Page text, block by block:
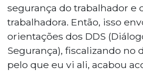
segurança do trabalhador e
trabalhadora. Então, isso
orientações dos DDS
Segurança), fiscalizando no
pelo que eu vi ali, acabou